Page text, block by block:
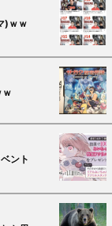
)ｗｗ
ント